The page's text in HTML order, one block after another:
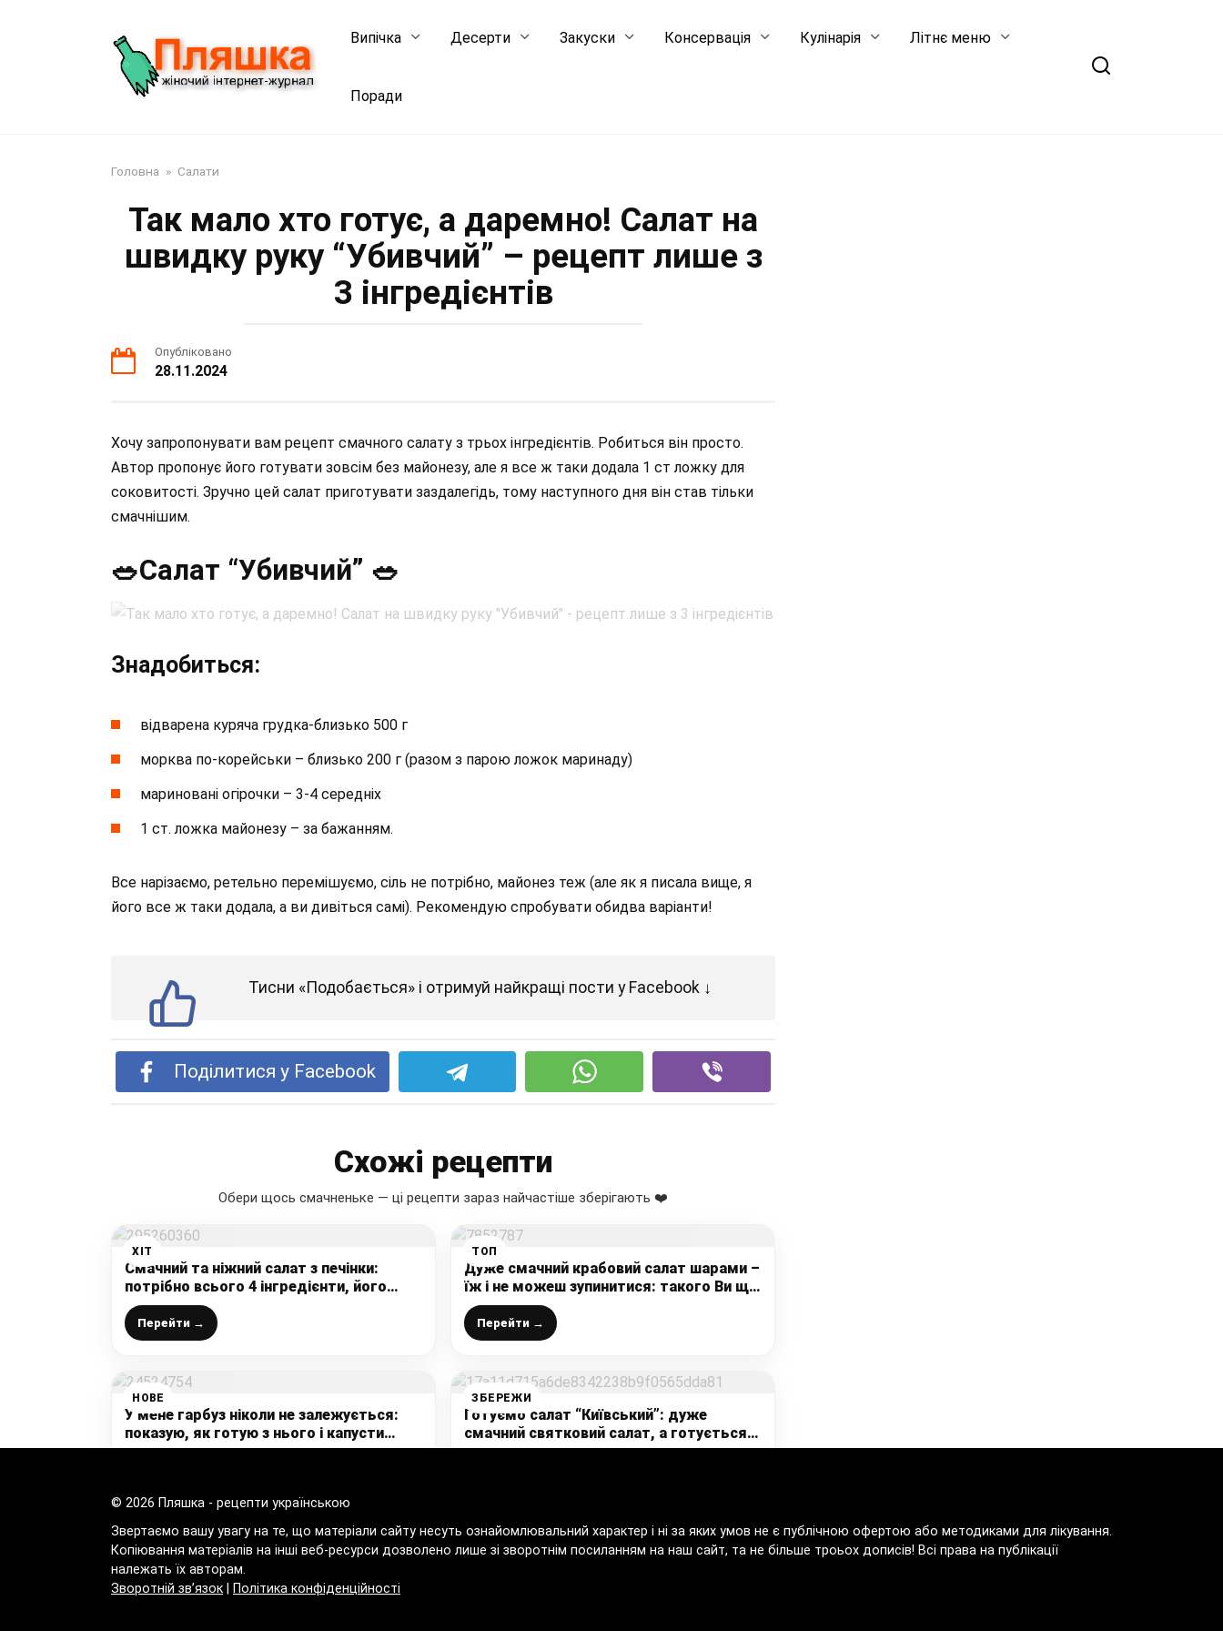
Випічка Десерти Закуски Консервація Кулінарія Літнє меню
Поради
Головна » Салати
Так мало хто готує, а даремно! Салат на
швидку руку “Убивчий” – рецепт лише з
3 інгредієнтів
Опубліковано
28.11.2024
Хочу запропонувати вам рецепт смачного салату з трьох інгредієнтів. Робиться він просто.
Автор пропонує його готувати зовсім без майонезу, але я все ж таки додала 1 ст ложку для
соковитості. Зручно цей салат приготувати заздалегідь, тому наступного дня він став тільки
смачнішим.
🥗Салат “Убивчий” 🥗
Знадобиться:
відварена куряча грудка-близько 500 г
морква по-корейськи – близько 200 г (разом з парою ложок маринаду)
мариновані огірочки – 3-4 середніх
1 ст. ложка майонезу – за бажанням.
Все нарізаємо, ретельно перемішуємо, сіль не потрібно, майонез теж (але як я писала вище, я
його все ж таки додала, а ви дивіться самі). Рекомендую спробувати обидва варіанти!
Тисни «Подобається» і отримуй найкращі пости у Facebook ↓
Поділитися у Facebook
Схожі рецепти
Обери щось смачненьке — ці рецепти зараз найчастіше зберігають ❤️
ХІТ
Смачний та ніжний салат з печінки:
потрібно всього 4 інгредієнти, його
їдять навіть ті, хто не любить печінку
(ділюсь улюбленим рецептом)
Перейти →
ТОП
Дуже смачний крабовий салат шарами –
їж і не можеш зупинитися: такого Ви ще
не пробували, це дуже смачно (+
поділюсь рецептом домашнього
майонезу)
Перейти →
НОВЕ
У мене гарбуз ніколи не залежується:
показую, як готую з нього і капусти
салат – соковитий, хрусткий і дуже
ЗБЕРЕЖИ
Готуємо салат “Київський”: дуже
смачний святковий салат, а готується
10 хвилин, смачніше за олів’є
© 2026 Пляшка - рецепти українською
Звертаємо вашу увагу на те, що матеріали сайту несуть ознайомлювальний характер і ні за яких умов не є публічною офертою або методиками для лікування.
Копіювання матеріалів на інші веб-ресурси дозволено лише зі зворотнім посиланням на наш сайт, та не більше троьох дописів! Всі права на публікації
належать їх авторам.
Зворотній зв’язок
Політика конфіденційності